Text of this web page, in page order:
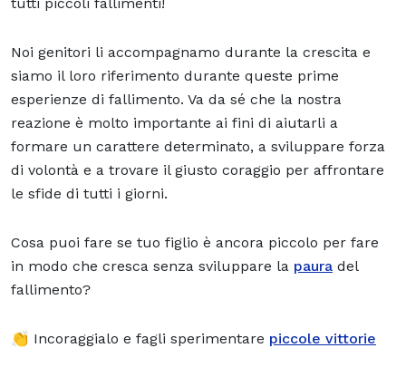
Noi genitori li accompagnamo durante la crescita e
siamo il loro riferimento durante queste prime
esperienze di fallimento. Va da sé che la nostra
reazione è molto importante ai fini di aiutarli a
formare un carattere determinato, a sviluppare forza
di volontà e a trovare il giusto coraggio per affrontare
le sfide di tutti i giorni.
Cosa puoi fare se tuo figlio è ancora piccolo per fare
in modo che cresca senza sviluppare la paura del
fallimento?
👏 Incoraggialo e fagli sperimentare piccole vittorie